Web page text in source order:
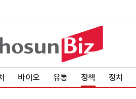
바이오 유통 정책 정치